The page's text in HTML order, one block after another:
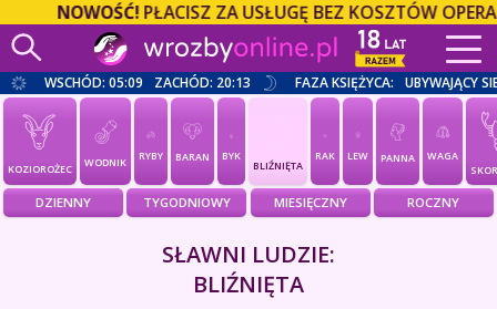
PŁACISZ ZA USŁUGĘ BEZ KOSZTÓW OPERATORA
WSCHÓD: 05:09 ZACHÓD: 20:13 FAZA KSIĘŻYCA: UBYWAJĄCY
KOZIOROŻEC WODNIK RYBY BARAN BYK
BLIŹNIĘTA
RAK LEW PANNA
WAGA
DZIENNY TYGODNIOWY MIESIĘCZNY ROCZNY
SŁAWNI LUDZIE:
BLIŹNIĘTA